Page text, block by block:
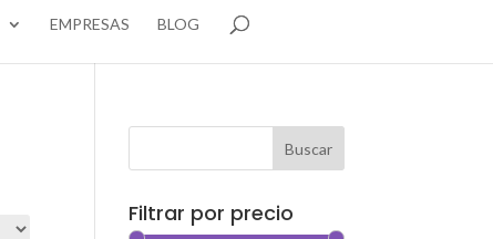
EMPRESAS BLOG
Filtrar por precio